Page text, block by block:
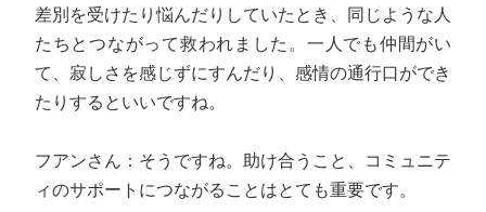
差別を受けたり悩んだりしていたとき、同じような人
たちとつながって救われました。一人でも仲間がい
て、寂しさを感じずにすんだり、感情の通行口ができ
たりするといいですね。
フアンさん：そうですね。助け合うこと、コミュニテ
ィのサポートにつながることはとても重要です。